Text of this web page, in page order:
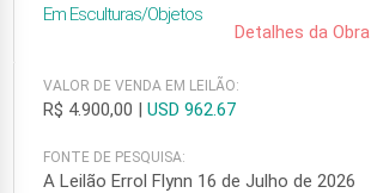
Em Esculturas/Objetos
Detalhes da Obra
VALOR DE VENDA EM LEILÃO:
R$ 4.900,00 |USD 962.67
FONTE DE PESQUISA:
A Leilão Errol Flynn 16 de Julho de 2026